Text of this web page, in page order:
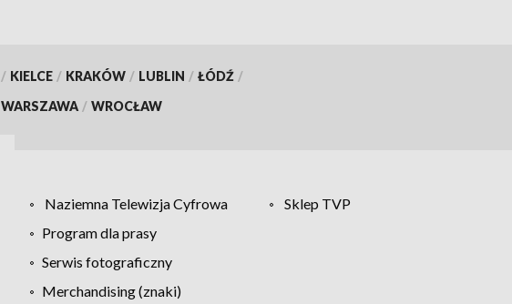
/ KIELCE / KRAKÓW / LUBLIN / ŁÓDŹ /
WARSZAWA / WROCŁAW
Naziemna Telewizja Cyfrowa
Sklep TVP
Program dla prasy
Serwis fotograficzny
Merchandising (znaki)